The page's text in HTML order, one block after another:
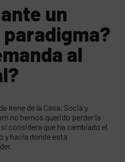
un
al
Irene de la Casa, Socia y
no hemos querido perder la
considera que ha cambiado el
y hacia donde está